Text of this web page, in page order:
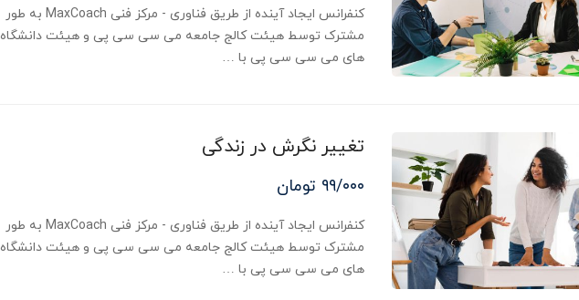
کنفرانس ایجاد آینده از طریق فناوری - مرکز فنی MaxCoach به طور
مشترک توسط هیئت کالج جامعه می سی سی پی و هیئت دانشگاه
های می سی سی پی با …
تغییر نگرش در زندگی
۹۹/۰۰۰ تومان
کنفرانس ایجاد آینده از طریق فناوری - مرکز فنی MaxCoach به طور
مشترک توسط هیئت کالج جامعه می سی سی پی و هیئت دانشگاه
های می سی سی پی با …